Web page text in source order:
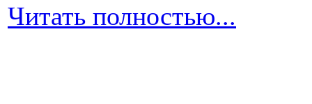
Читать полностью...